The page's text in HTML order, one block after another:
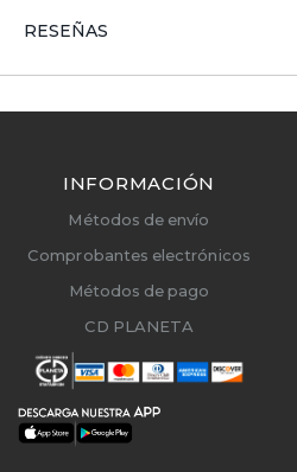
RESEÑAS
INFORMACIÓN
Métodos de envío
Comprobantes electrónicos
Métodos de pago
CD PLANETA